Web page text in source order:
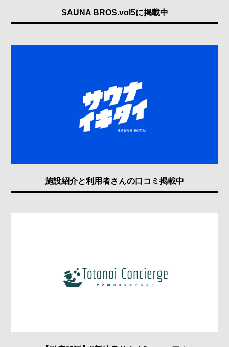
SAUNA BROS.vol5に掲載中
施設紹介と利用者さんの口コミ掲載中